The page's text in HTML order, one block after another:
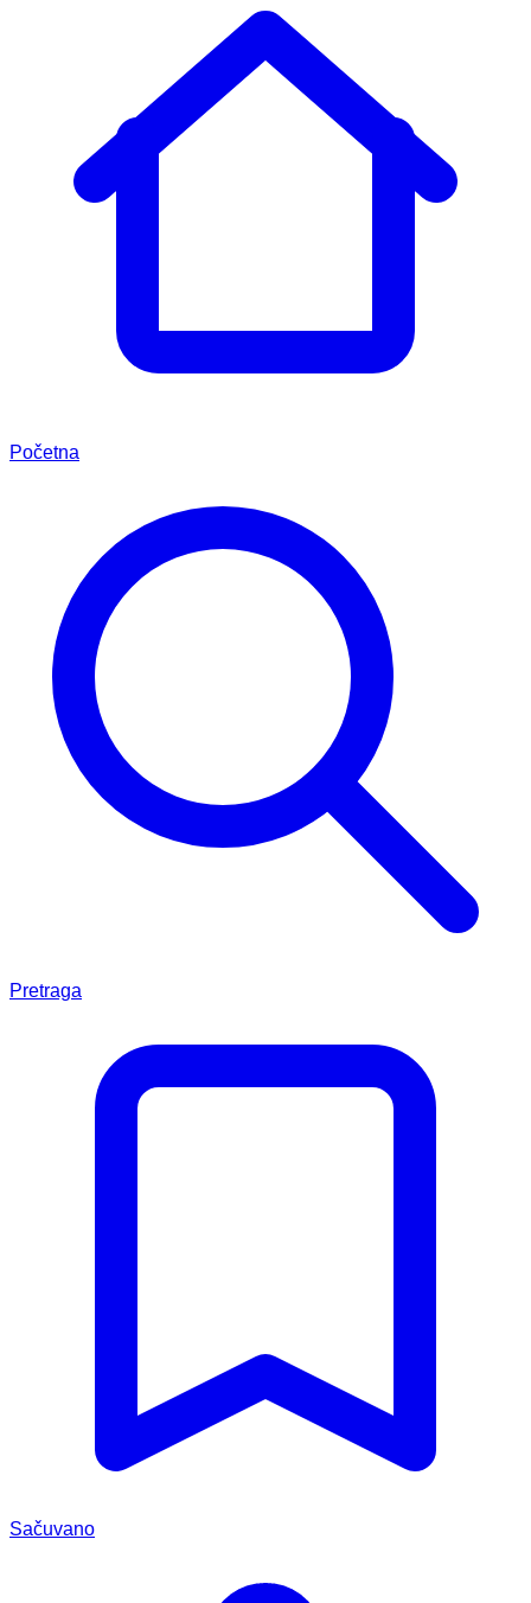
Početna
Pretraga
Sačuvano